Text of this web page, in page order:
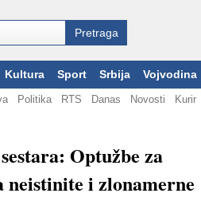
Kultura Sport Srbija Vojvodina
Politika RTS Danas Novosti Kurir
Optužbe za
neistinite i zlonamerne